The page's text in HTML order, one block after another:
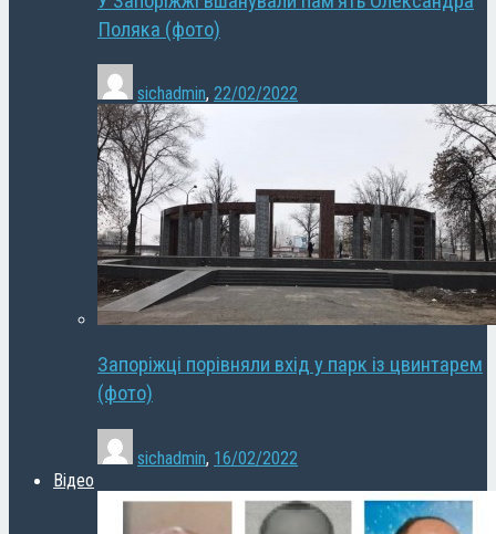
Поляка (фото)
sichadmin, 22/02/2022
Запоріжці порівняли вхід у парк із цвинтарем
(фото)
sichadmin, 16/02/2022
Відео